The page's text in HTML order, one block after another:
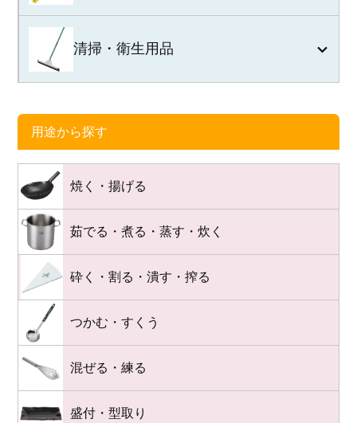
清掃・衛生用品
用途から探す
焼く・揚げる
茹でる・煮る・蒸す・炊く
砕く・割る・潰す・搾る
つかむ・すくう
混ぜる・練る
盛付・型取り